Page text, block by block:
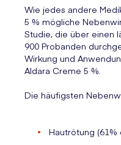
Wie jedes andere
5 % mögliche
Studie, die über einen
900 Probanden
Wirkung und
Aldara Creme 5 %.
Die häufigsten
Hautrötung (61%